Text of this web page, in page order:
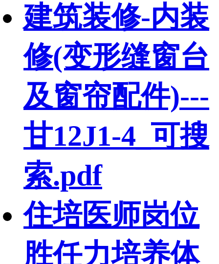
建筑装修-内装
修(变形缝窗台
及窗帘配件)---
甘12J1-4_可搜
索.pdf
住培医师岗位
胜任力培养体